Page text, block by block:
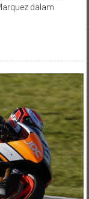
dalam